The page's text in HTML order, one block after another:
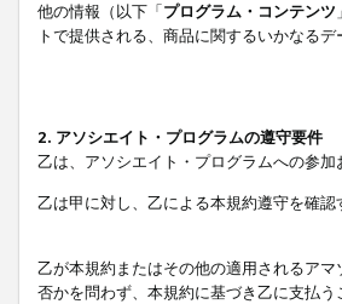
他の情報（以下「プログラム・コンテンツ
トで提供される、商品に関するいかなる
2. アソシエイト・プログラムの遵守要件
乙は、アソシエイト・プログラムへの参
乙は甲に対し、乙による本規約遵守を確
乙が本規約またはその他の適用されるア
否かを問わず、本規約に基づき乙に支払